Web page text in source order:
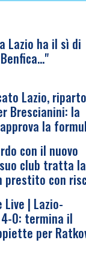
Lazio ha il sì di
Lazio,
Brescianini: la
la
con il nuovo
club tratta la
prestito con
Live | Lazio-
0: termina il
per